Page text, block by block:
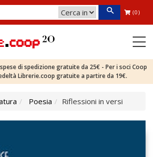
(0)
di spedizione gratuite da 25€ - Per i soci Coop
Librerie.coop gratuite a partire da 19€.
Poesia Riflessioni in versi